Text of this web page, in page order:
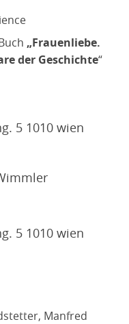
„Frauenliebe.
der Geschichte“
5 1010 wien
5 1010 wien
Manfred